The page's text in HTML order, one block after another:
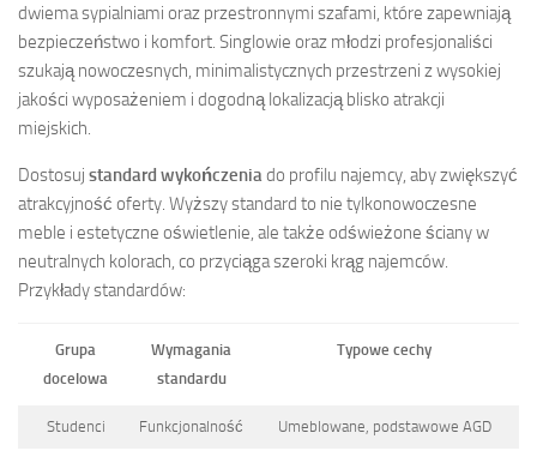
dwiema sypialniami oraz przestronnymi szafami, które zapewniają
bezpieczeństwo i komfort. Singlowie oraz młodzi profesjonaliści
szukają nowoczesnych, minimalistycznych przestrzeni z wysokiej
jakości wyposażeniem i dogodną lokalizacją blisko atrakcji
miejskich.
Dostosuj standard wykończenia do profilu najemcy, aby zwiększyć
atrakcyjność oferty. Wyższy standard to nie tylkonowoczesne
meble i estetyczne oświetlenie, ale także odświeżone ściany w
neutralnych kolorach, co przyciąga szeroki krąg najemców.
Przykłady standardów:
Grupa
docelowa
Wymagania
standardu
Typowe cechy
Studenci Funkcjonalność Umeblowane, podstawowe AGD